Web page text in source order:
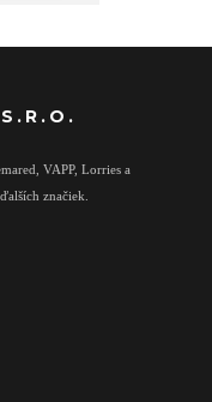
VAPP, Lorries a
značiek.